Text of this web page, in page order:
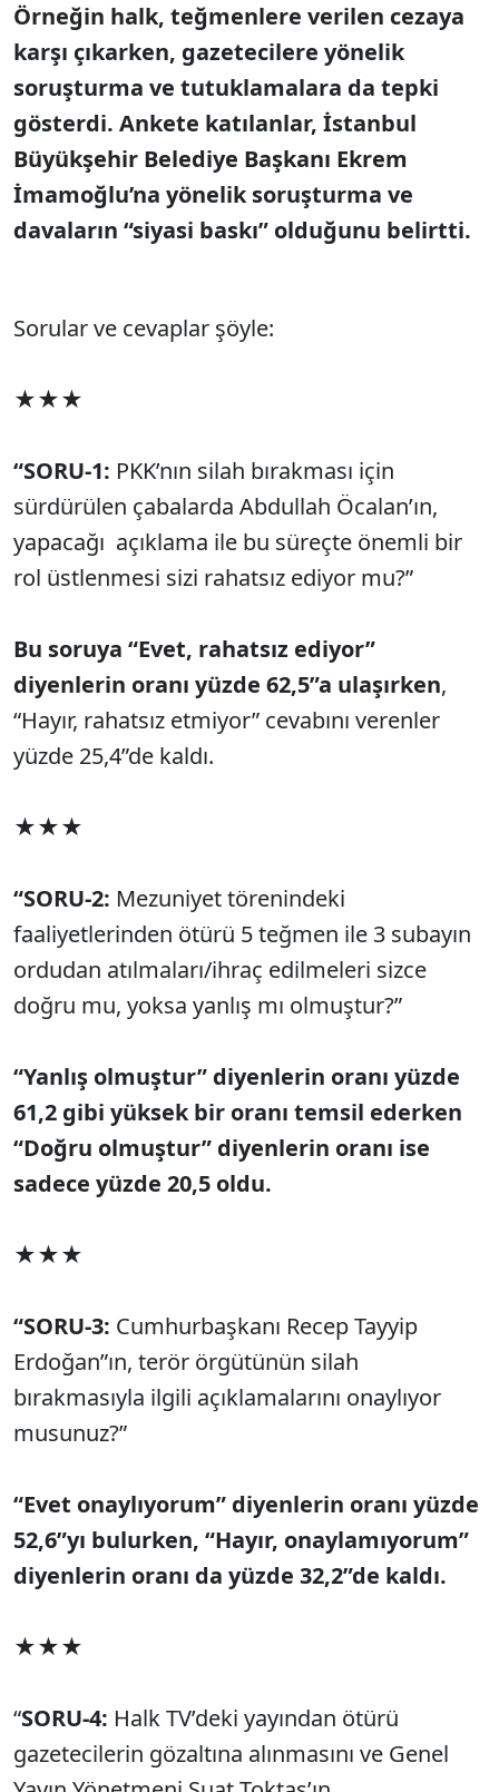
Örneğin halk, teğmenlere verilen cezaya
karşı çıkarken, gazetecilere yönelik
soruşturma ve tutuklamalara da tepki
gösterdi. Ankete katılanlar, İstanbul
Büyükşehir Belediye Başkanı Ekrem
İmamoğlu’na yönelik soruşturma ve
davaların “siyasi baskı” olduğunu belirtti.
Sorular ve cevaplar şöyle:
★★★
“SORU-1: PKK’nın silah bırakması için
sürdürülen çabalarda Abdullah Öcalan’ın,
yapacağı açıklama ile bu süreçte önemli bir
rol üstlenmesi sizi rahatsız ediyor mu?”
Bu soruya “Evet, rahatsız ediyor”
diyenlerin oranı yüzde 62,5”a ulaşırken,
“Hayır, rahatsız etmiyor” cevabını verenler
yüzde 25,4”de kaldı.
★★★
“SORU-2: Mezuniyet törenindeki
faaliyetlerinden ötürü 5 teğmen ile 3 subayın
ordudan atılmaları/ihraç edilmeleri sizce
doğru mu, yoksa yanlış mı olmuştur?”
“Yanlış olmuştur” diyenlerin oranı yüzde
61,2 gibi yüksek bir oranı temsil ederken
“Doğru olmuştur” diyenlerin oranı ise
sadece yüzde 20,5 oldu.
★★★
“SORU-3: Cumhurbaşkanı Recep Tayyip
Erdoğan”ın, terör örgütünün silah
bırakmasıyla ilgili açıklamalarını onaylıyor
musunuz?”
“Evet onaylıyorum” diyenlerin oranı yüzde
52,6”yı bulurken, “Hayır, onaylamıyorum”
diyenlerin oranı da yüzde 32,2”de kaldı.
★★★
“SORU-4: Halk TV’deki yayından ötürü
gazetecilerin gözaltına alınmasını ve Genel